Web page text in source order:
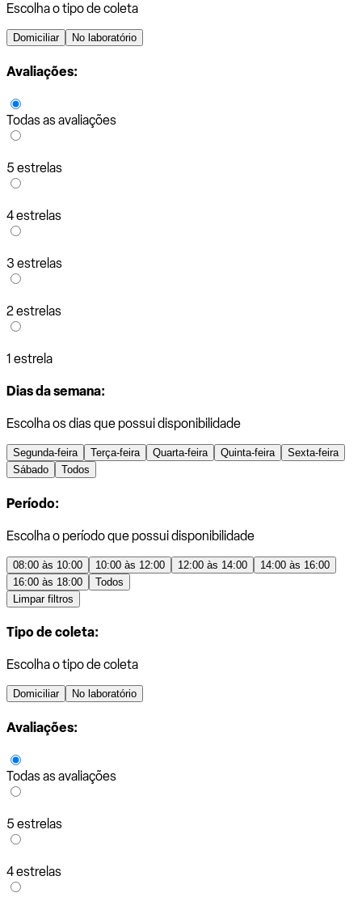
Escolha o tipo de coleta
Domiciliar No laboratório
Avaliações:
Todas as avaliações
5 estrelas
4 estrelas
3 estrelas
2 estrelas
1 estrela
Dias da semana:
Escolha os dias que possui disponibilidade
Segunda-feira Terça-feira Quarta-feira Quinta-feira
Sexta-feira
Sábado
Todos
Período:
Escolha o período que possui disponibilidade
08:00 às 10:00 10:00 às 12:00 12:00 às 14:00
14:00 às 16:00
16:00 às 18:00
Todos
Limpar filtros
Tipo de coleta:
Escolha o tipo de coleta
Domiciliar No laboratório
Avaliações:
Todas as avaliações
5 estrelas
4 estrelas